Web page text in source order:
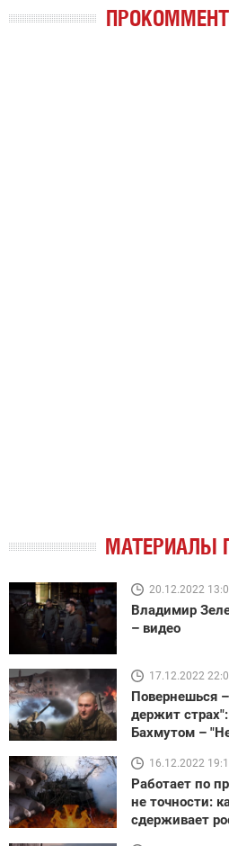
МАТЕРИАЛЫ
20.12.2022
Владимир
– видео
17.12.2022
Повернешься
держит
Бахмутом –
16.12.2022
Работает по
не точности:
сдерживает